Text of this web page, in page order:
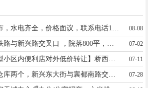
08-08
07-02
07-11
260，500平米仓库两个，新兴东大街与襄都南路交叉口南行500米即到，水电齐全，交通便利。电话13700390865 07-28